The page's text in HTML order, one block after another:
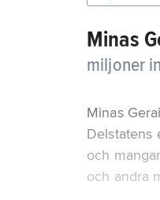
Minas
miljoner
Minas
Delstatens
och
och andra